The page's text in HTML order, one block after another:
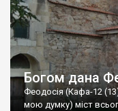
Богом дана
Феодосія (Кафа-12
мою думку) міст